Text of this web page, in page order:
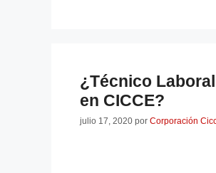
¿Técnico
en CICCE?
julio 17, 2020 por Corporación